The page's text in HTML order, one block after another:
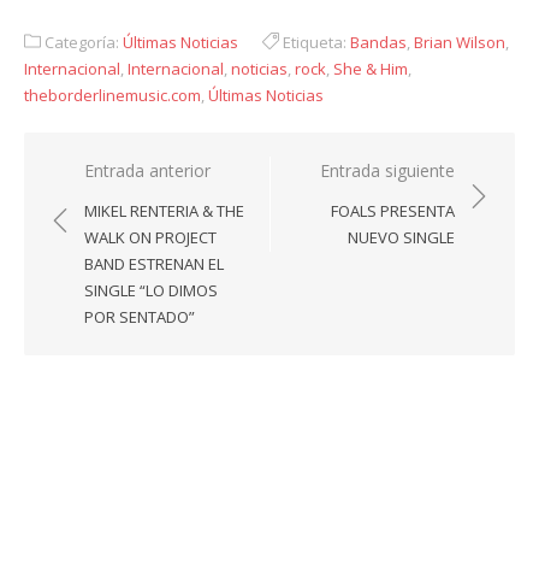
Categoría: Últimas Noticias Etiqueta: Bandas,Brian Wilson,
Internacional,Internacional,noticias,rock, She & Him,
theborderlinemusic.com,Últimas Noticias
Navegación
de
entradas
Entrada anterior
MIKEL RENTERIA & THE
WALK ON PROJECT
BAND ESTRENAN EL
SINGLE “LO DIMOS
POR SENTADO”
Entrada siguiente
FOALS PRESENTA
NUEVO SINGLE